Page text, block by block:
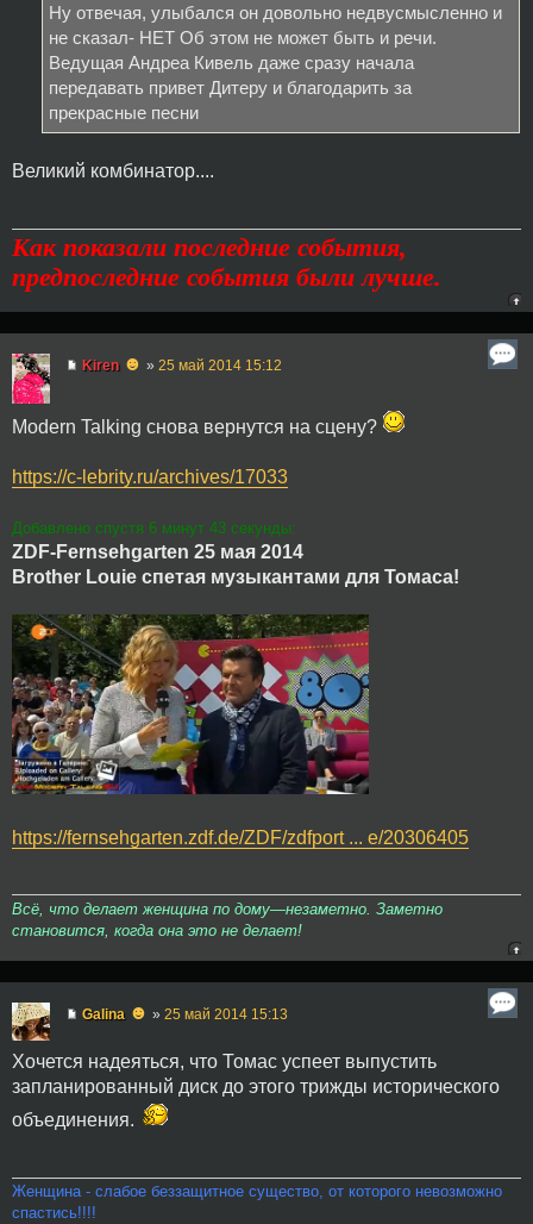
Ну отвечая, улыбался он довольно недвусмысленно и
не сказал- НЕТ Об этом не может быть и речи.
Ведущая Андреа Кивель даже сразу начала
передавать привет Дитеру и благодарить за
прекрасные песни
Великий комбинатор....
Как показали последние события,
предпоследние события были лучше.
Kiren ☻ » 25 май 2014 15:12
Modern Talking снова вернутся на сцену?
https://c-lebrity.ru/archives/17033
Добавлено спустя 6 минут 43 секунды:
ZDF-Fernsehgarten 25 мая 2014
Brother Louie спетая музыкантами для Томаса!
https://fernsehgarten.zdf.de/ZDF/zdfport ... e/20306405
Всё, что делает женщина по дому—незаметно. Заметно
становится, когда она это не делает!
Galina ☻ » 25 май 2014 15:13
Хочется надеяться, что Томас успеет выпустить
запланированный диск до этого трижды исторического
объединения.
Женщина - слабое беззащитное существо, от которого невозможно
спастись!!!!